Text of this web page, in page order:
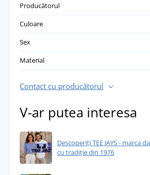
Producătorul
Culoare
Sex
Material
Contact cu producătorul
V-ar putea interesa
Descoperiți TEE JAYS - marca
cu tradiție din 1976